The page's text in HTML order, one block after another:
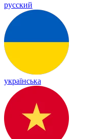
русский
українська